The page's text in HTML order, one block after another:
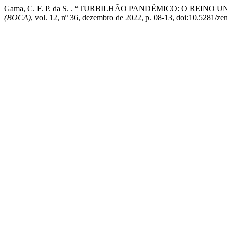
Gama, C. F. P. da S. . “TURBILHÃO PANDÊMICO: O REINO
(BOCA), vol. 12, nº 36, dezembro de 2022, p. 08-13, doi:10.5281/